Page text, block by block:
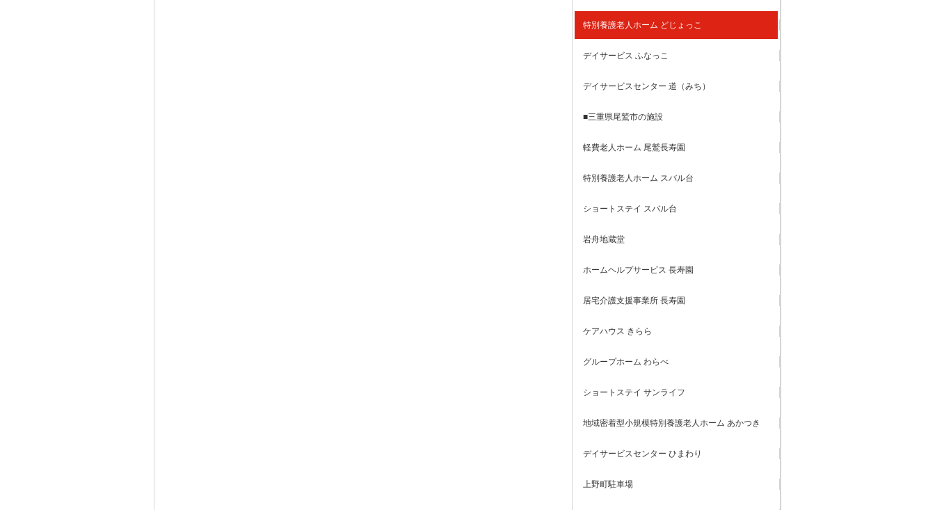
特別養護老人ホーム どじょっこ
デイサービス ふなっこ
デイサービスセンター 道（みち）
■三重県尾鷲市の施設
軽費老人ホーム 尾鷲長寿園
特別養護老人ホーム スバル台
ショートステイ スバル台
岩舟地蔵堂
ホームヘルプサービス 長寿園
居宅介護支援事業所 長寿園
ケアハウス きらら
グループホーム わらべ
ショートステイ サンライフ
地域密着型小規模特別養護老人ホーム あかつき
デイサービスセンター ひまわり
上野町駐車場